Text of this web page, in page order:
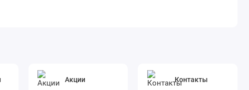
Акции Контакты